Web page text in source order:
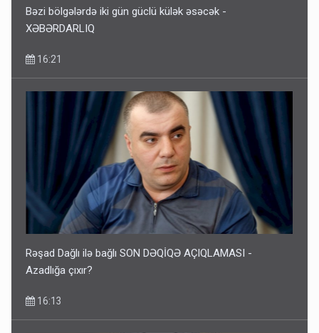
Bəzi bölgələrdə iki gün güclü külək əsəcək -
XƏBƏRDARLIQ
16:21
Rəşad Dağlı ilə bağlı SON DƏQİQƏ AÇIQLAMASI -
Azadlığa çıxır?
16:13